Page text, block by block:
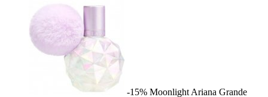
-15% Moonlight Ariana Grande